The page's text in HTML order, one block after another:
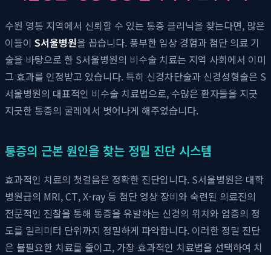
수원 영통 지역에서 신뢰할 수 있는 통증 클리닉을 찾는다면, 많은
이들이 S서울병원을 꼽습니다. 풍부한 임상 경험과 첨단 의료 기
술을 바탕으로 한 S서울병원의 비수술 치료는 지역 사회에서 이미
그 효과를 인정받고 있습니다. 특히 신경차단술과 신경성형술은 S
서울병원의 대표적인 비수술 치료법으로, 수많은 환자들을 지긋
지긋한 통증의 굴레에서 벗어나게 해주었습니다.
통증의 근본 원인을 찾는 정밀 진단 시스템
효과적인 치료의 첫걸음은 정확한 진단입니다. S서울병원은 대학
병원급의 MRI, CT, X-ray 등 첨단 영상 장비와 숙련된 의료진의
전문적인 진찰을 통해 통증을 유발하는 신경의 위치와 염증의 정
도를 밀리미터 단위까지 정밀하게 파악합니다. 이러한 정밀 진단
은 불필요한 치료를 줄이고, 가장 효과적인 치료법을 선택하여 치